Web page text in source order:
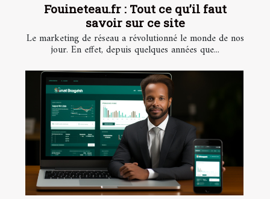
Fouineteau.fr : Tout ce qu’il faut
savoir sur ce site
Le marketing de réseau a révolutionné le monde de nos
jour. En effet, depuis quelques années que...